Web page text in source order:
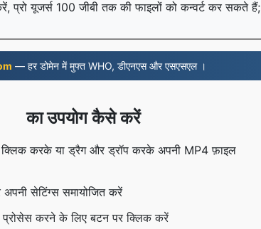
प्रो यूजर्स 100 जीबी तक की फाइलों को कन्वर्ट कर सकते हैं;
— हर डोमेन में मुफ्त WHO, डीएनएस और एसएसएल ।
का उपयोग कैसे करें
करके या ड्रैग और ड्रॉप करके अपनी MP4 फ़ाइल
सेटिंग्स समायोजित करें
प्रोसेस करने के लिए बटन पर क्लिक करें